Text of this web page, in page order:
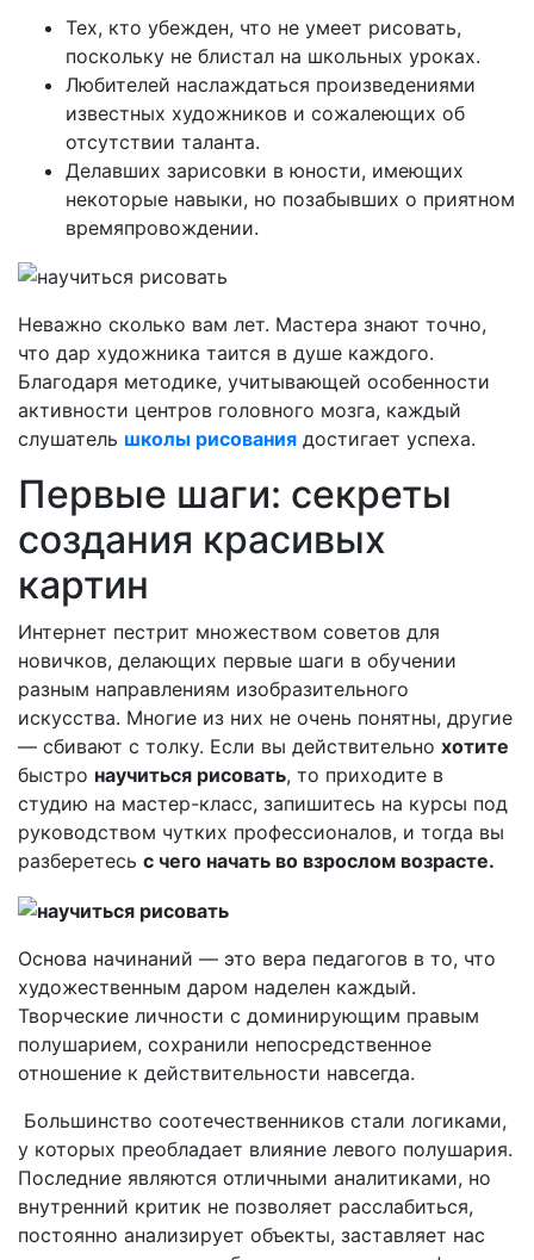
Тех, кто убежден, что не умеет рисовать,
поскольку не блистал на школьных уроках.
Любителей наслаждаться произведениями
известных художников и сожалеющих об
отсутствии таланта.
Делавших зарисовки в юности, имеющих
некоторые навыки, но позабывших о приятном
времяпровождении.
Неважно сколько вам лет. Мастера знают точно,
что дар художника таится в душе каждого.
Благодаря методике, учитывающей особенности
активности центров головного мозга, каждый
слушатель школы рисования достигает успеха.
Первые шаги: секреты
создания красивых
картин
Интернет пестрит множеством советов для
новичков, делающих первые шаги в обучении
разным направлениям изобразительного
искусства. Многие из них не очень понятны, другие
— сбивают с толку. Если вы действительно хотите
быстро научиться рисовать, то приходите в
студию на мастер-класс, запишитесь на курсы под
руководством чутких профессионалов, и тогда вы
разберетесь с чего начать во взрослом возрасте.
Основа начинаний — это вера педагогов в то, что
художественным даром наделен каждый.
Творческие личности с доминирующим правым
полушарием, сохранили непосредственное
отношение к действительности навсегда.
Большинство соотечественников стали логиками,
у которых преобладает влияние левого полушария.
Последние являются отличными аналитиками, но
внутренний критик не позволяет расслабиться,
постоянно анализирует объекты, заставляет нас